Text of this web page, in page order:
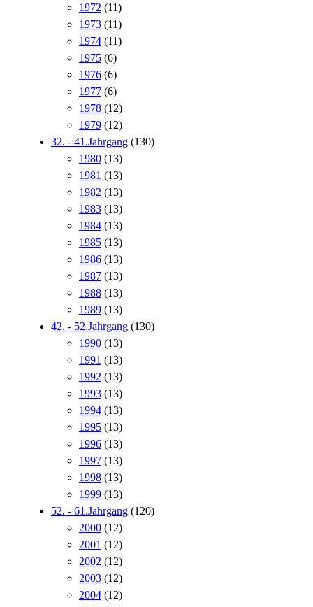
1972 (11)
1973 (11)
1974 (11)
1975 (6)
1976 (6)
1977 (6)
1978 (12)
1979 (12)
32. - 41.Jahrgang (130)
1980 (13)
1981 (13)
1982 (13)
1983 (13)
1984 (13)
1985 (13)
1986 (13)
1987 (13)
1988 (13)
1989 (13)
42. - 52.Jahrgang (130)
1990 (13)
1991 (13)
1992 (13)
1993 (13)
1994 (13)
1995 (13)
1996 (13)
1997 (13)
1998 (13)
1999 (13)
52. - 61.Jahrgang (120)
2000 (12)
2001 (12)
2002 (12)
2003 (12)
2004 (12)